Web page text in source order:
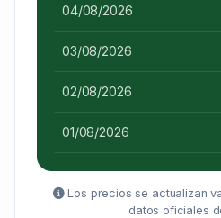
04/08/2026
03/08/2026
02/08/2026
01/08/2026
Los precios se actualizan
datos oficiales